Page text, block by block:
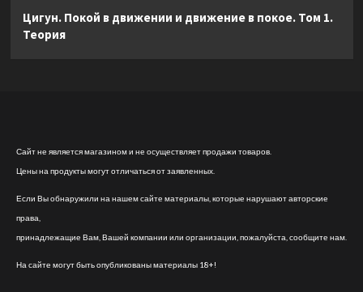
Цигун. Покой в движении и движение в покое. Том 1.
Теория
Сайт не является магазином и не осуществляет продажи товаров.
Цены на продукты могут отличаться от заявленных.
Если Вы обнаружили на нашем сайте материалы, которые нарушают авторские
права,
принадлежащие Вам, Вашей компании или организации, пожалуйста, сообщите нам.
На сайте могут быть опубликованы материалы 18+!